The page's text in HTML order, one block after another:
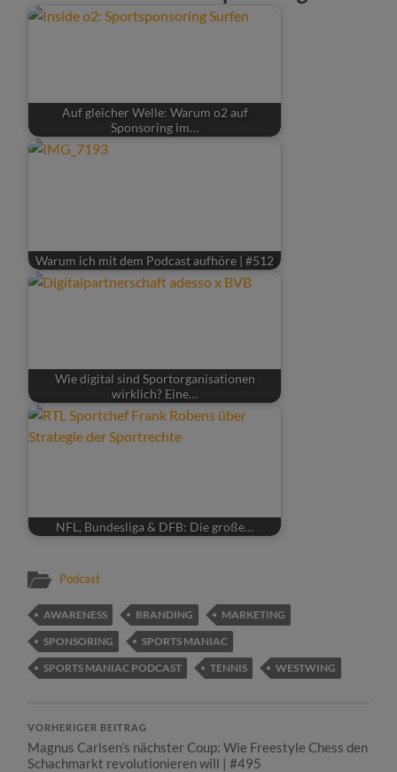
Auf gleicher Welle: Warum o2 auf
Sponsoring im…
Warum ich mit dem Podcast aufhöre | #512
Wie digital sind Sportorganisationen
wirklich? Eine…
NFL, Bundesliga & DFB: Die große…
Podcast
AWARENESS BRANDING
MARKETING
SPONSORING
SPORTS MANIAC
SPORTS MANIAC PODCAST
TENNIS WESTWING
VORHERIGER BEITRAG
Magnus Carlsen’s nächster Coup: Wie Freestyle Chess den
Schachmarkt revolutionieren will | #495